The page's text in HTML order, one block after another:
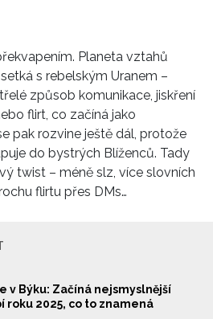
Planeta vztahů
s rebelským Uranem –
způsob komunikace, jiskření
flirt, co začíná jako
pak rozvine ještě dál, protože
do bystrých Blíženců. Tady
twist – méně slz, více slovních
flirtu přes DMs…
v Býku: Začíná nejsmyslnější
roku 2025, co to znamená